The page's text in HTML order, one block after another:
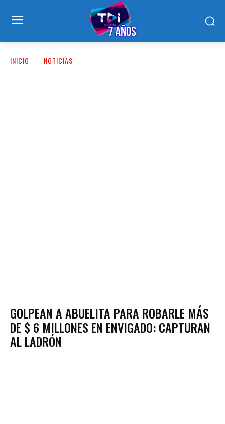
INICIO NOTICIAS
GOLPEAN A ABUELITA PARA ROBARLE MÁS
DE $ 6 MILLONES EN ENVIGADO: CAPTURAN
AL LADRÓN